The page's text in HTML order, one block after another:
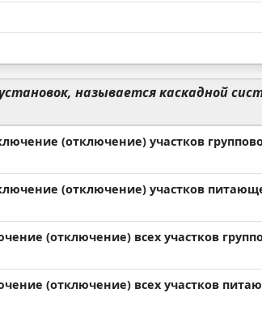
называется каскадной
(отключение) участков
(отключение) участков
(отключение) всех участков
(отключение) всех участков